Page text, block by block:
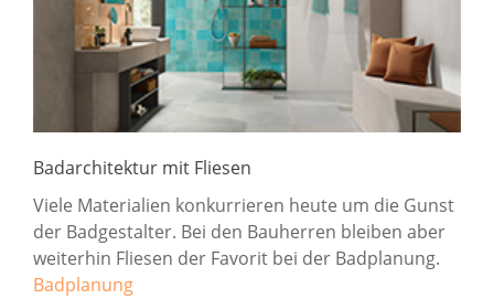
Badarchitektur mit Fliesen
Viele Materialien konkurrieren heute um die Gunst
der Badgestalter. Bei den Bauherren bleiben aber
weiterhin Fliesen der Favorit bei der Badplanung.
Badplanung